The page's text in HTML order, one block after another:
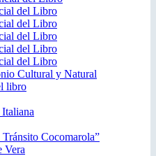
del Libro
del Libro
del Libro
del Libro
del Libro
Cultural y Natural
libro
Cocomarola”
Vera